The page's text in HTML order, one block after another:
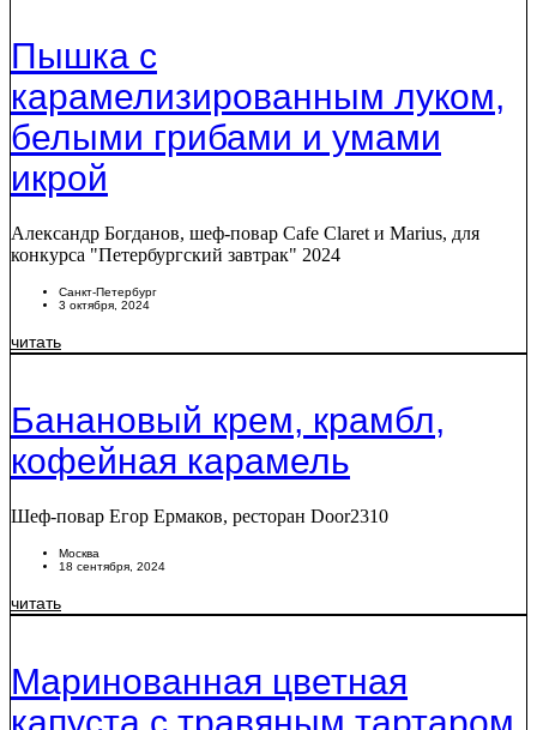
Пышка с
карамелизированным луком,
белыми грибами и умами
икрой
Александр Богданов, шеф-повар Cafe Claret и Marius, для
конкурса "Петербургский завтрак" 2024
Санкт-Петербург
3 октября, 2024
читать
Банановый крем, крамбл,
кофейная карамель
Шеф-повар Егор Ермаков, ресторан Door2310
Москва
18 сентября, 2024
читать
Маринованная цветная